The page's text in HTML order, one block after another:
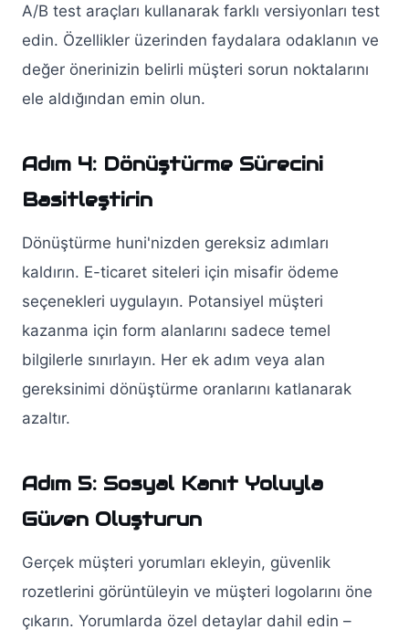
A/B test araçları kullanarak farklı versiyonları test
edin. Özellikler üzerinden faydalara odaklanın ve
değer önerinizin belirli müşteri sorun noktalarını
ele aldığından emin olun.
Adım 4: Dönüştürme Sürecini
Basitleştirin
Dönüştürme huni'nizden gereksiz adımları
kaldırın. E-ticaret siteleri için misafir ödeme
seçenekleri uygulayın. Potansiyel müşteri
kazanma için form alanlarını sadece temel
bilgilerle sınırlayın. Her ek adım veya alan
gereksinimi dönüştürme oranlarını katlanarak
azaltır.
Adım 5: Sosyal Kanıt Yoluyla
Güven Oluşturun
Gerçek müşteri yorumları ekleyin, güvenlik
rozetlerini görüntüleyin ve müşteri logolarını öne
çıkarın. Yorumlarda özel detaylar dahil edin –